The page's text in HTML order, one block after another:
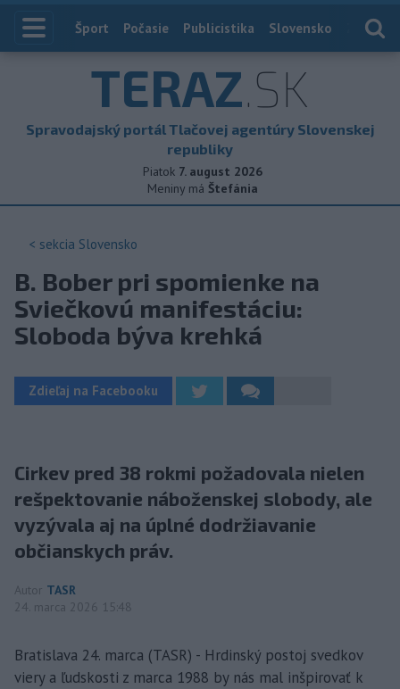
Index
Šport Počasie Publicistika Slovensko
TERAZ.SK
Spravodajský portál Tlačovej agentúry Slovenskej
republiky
Piatok 7. august 2026
Meniny má Štefánia
< sekcia Slovensko
B. Bober pri spomienke na
Sviečkovú manifestáciu:
Sloboda býva krehká
Zdieľaj na Facebooku
Cirkev pred 38 rokmi požadovala nielen
rešpektovanie náboženskej slobody, ale
vyzývala aj na úplné dodržiavanie
občianskych práv.
Autor TASR
24. marca 2026 15:48
Bratislava 24. marca (TASR) - Hrdinský postoj svedkov
viery a ľudskosti z marca 1988 by nás mal inšpirovať k